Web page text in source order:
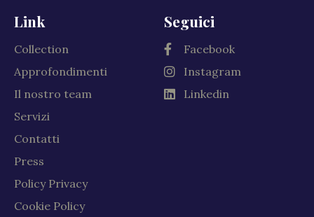
Link
Collection
Approfondimenti
Il nostro team
Servizi
Contatti
Press
Policy Privacy
Cookie Policy
Seguici
Facebook
Instagram
Linkedin